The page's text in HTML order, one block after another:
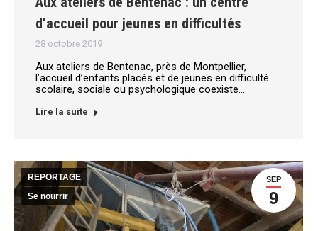
d’accueil pour jeunes en difficultés
28 octobre 2019
Aux ateliers de Bentenac, près de Montpellier,
l’accueil d’enfants placés et de jeunes en difficulté
scolaire, sociale ou psychologique coexiste…
Lire la suite
SEP
9
REPORTAGE
Se nourrir